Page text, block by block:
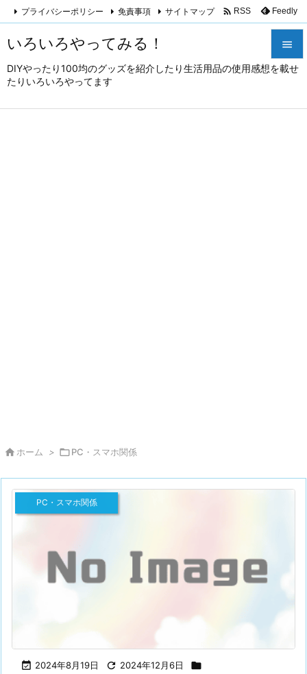
いろいろやってみる！
DIYやったり100均のグッズを紹介したり生活用品の使用感想を載せ
たりいろいろやってます



プライバシーポリシー 免責事項 サイトマップ  RSS Feedly
 ホーム > PC・スマホ関係
 2024年8月19日  2024年12月6日 
PC・スマホ関係